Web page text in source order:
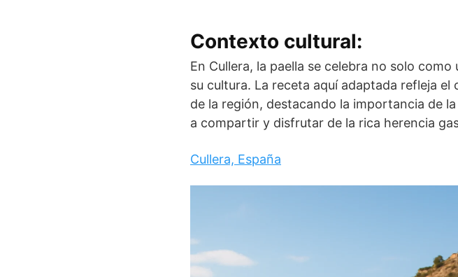
Contexto cultural:
En Cullera, la paella se celebra no solo
su cultura. La receta aquí adaptada refleja
de la región, destacando la importancia de
a compartir y disfrutar de la rica herencia
Cullera, España